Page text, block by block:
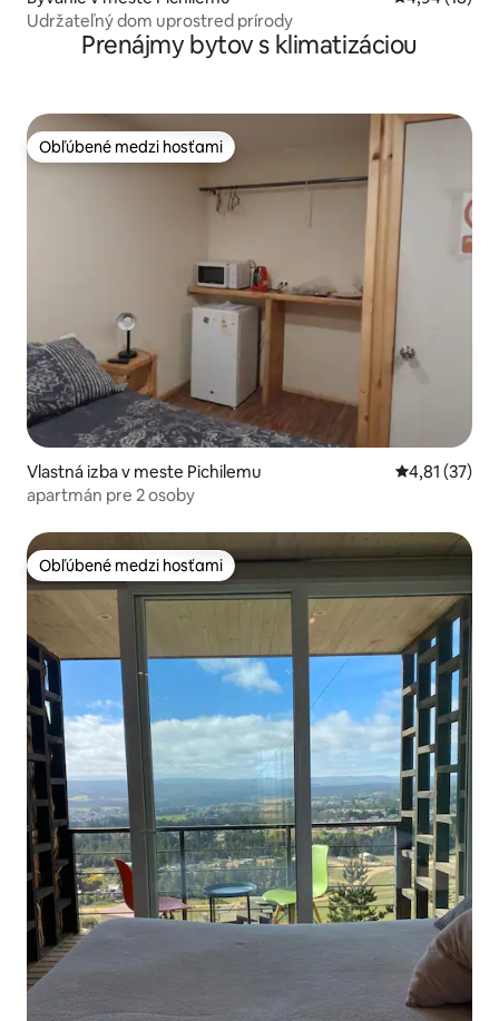
Udržateľný dom uprostred prírody
Prenájmy bytov s klimatizáciou
Obľúbené medzi hosťami
Obľúbené medzi hosťami
Vlastná izba v meste Pichilemu Priemerné
4,81 (37)
apartmán pre 2 osoby
Obľúbené medzi hosťami
Obľúbené medzi hosťami